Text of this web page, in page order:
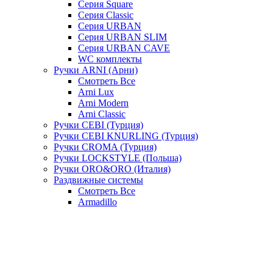
Серия Square
Серия Classic
Серия URBAN
Серия URBAN SLIM
Серия URBAN CAVE
WC комплекты
Ручки ARNI (Арни)
Смотреть Все
Arni Lux
Arni Modern
Arni Classic
Ручки CEBI (Турция)
Ручки CEBI KNURLING (Турция)
Ручки CROMA (Турция)
Ручки LOCKSTYLE (Польша)
Ручки ORO&ORO (Италия)
Раздвижные системы
Смотреть Все
Armadillo